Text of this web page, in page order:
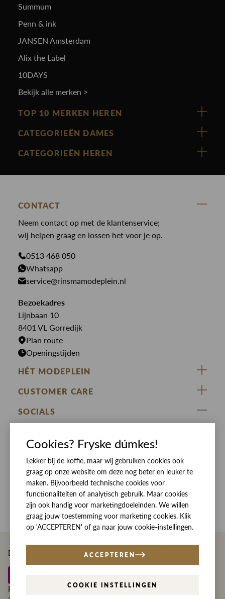
Summum
Penn & ink
JANSEN Amsterdam
Alix the Label
10DAYS
Bekijk alle merken >
TOP 10 MERKEN HEREN
Vanguard
Cast Iron
State Of Art
Paul en Shark
Genti
PME Legend
Butcher of Blue
Bekijk alle merken >
CATEGORIEËN DAMES
Nieuw binnen
Blouses
Broeken
Gilets
Jassen
Jeans
Jurken
Rokken
CATEGORIEËN HEREN
Broeken
Colberts
Giftcards
Jassen
Overhemden
T-shirts
CONTACT
Neem contact op met de klantenservice;
wij helpen graag en lossen het voor je op.
0513 468 050
Whatsapp
service@rinsmamodeplein.nl
Bezoekadres
Lijnbaan 10
8401 VL Gorredijk
Plan route
Openingstijden
HÉT MODEPLEIN
ZIJ VAN RINSMA
DE HEEREN VAN RINSMA
RINSMA.CONCEPTS
Eten en drinken
Openingstijden
Werken bij RINSMA
CUSTOMER CARE
Veelgestelde vragen
Betaalmethoden
Bezorgen
Contact
Reviews
SOCIALS
Betaal eenvoudig en veilig met
Privacy
Algemene voorwaarden
Cookies? Fryske dúmkes!
Lekker bij de koffie, maar wij gebruiken cookies ook
graag op onze website om deze nog beter en leuker te
maken. Bijvoorbeeld technische cookies voor
functionaliteiten of analytisch gebruik. Maar cookies
zijn ook handig voor marketingdoeleinden. We willen
graag jouw toestemming voor marketing cookies. Klik
op 'ACCEPTEREN' of ga naar jouw cookie-instellingen.
COOKIE INSTELLINGEN
ACCEPTEREN